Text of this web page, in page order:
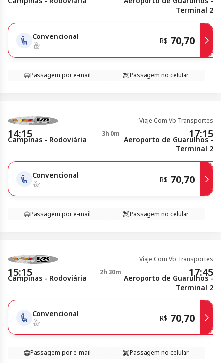
Terminal 2
Convencional R$ 70,70
Passagem por e-mail Passagem no celular
Viaje Com Vb Transportes
14:15 3h 0m 17:15
Campinas - Rodoviária
Aeroporto de Guarulhos -
Terminal 2
Convencional R$ 70,70
Passagem por e-mail Passagem no celular
Viaje Com Vb Transportes
15:15 2h 30m 17:45
Campinas - Rodoviária
Aeroporto de Guarulhos -
Terminal 2
Convencional R$ 70,70
Passagem por e-mail Passagem no celular